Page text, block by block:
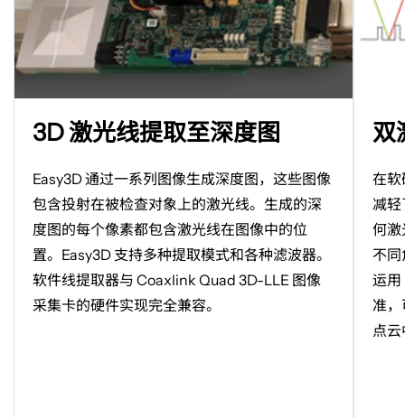
3D 激光线提取至深度图
Easy3D 通过一系列图像生成深度图，这些图像
包含投射在被检查对象上的激光线。生成的深
度图的每个像素都包含激光线在图像中的位
置。 Easy3D 支持多种提取模式和各种滤波器。
软件线提取器与 Coaxlink Quad 3D-LLE 图像
采集卡的硬件实现完全兼容。
双
在
减
何
不
运用
准
点